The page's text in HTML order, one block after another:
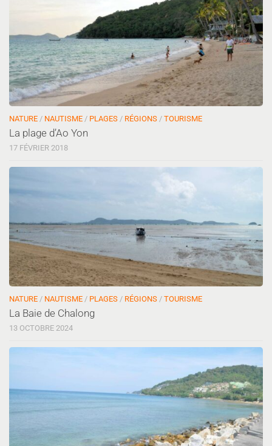
NATURE / NAUTISME / PLAGES / RÉGIONS / TOURISME
La plage d’Ao Yon
17 FÉVRIER 2018
NATURE / NAUTISME / PLAGES / RÉGIONS / TOURISME
La Baie de Chalong
13 OCTOBRE 2024